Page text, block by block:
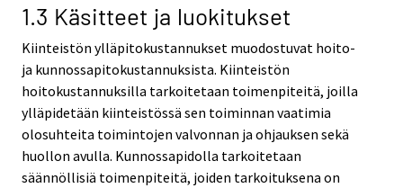
1.3 Käsitteet ja luokitukset
Kiinteistön ylläpitokustannukset muodostuvat hoito-
ja kunnossapitokustannuksista. Kiinteistön
hoitokustannuksilla tarkoitetaan toimenpiteitä, joilla
ylläpidetään kiinteistössä sen toiminnan vaatimia
olosuhteita toimintojen valvonnan ja ohjauksen sekä
huollon avulla. Kunnossapidolla tarkoitetaan
säännöllisiä toimenpiteitä, joiden tarkoituksena on